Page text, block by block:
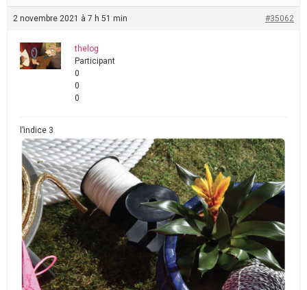
2 novembre 2021 à 7 h 51 min #35062
thelog
Participant
0
0
0
l’indice 3